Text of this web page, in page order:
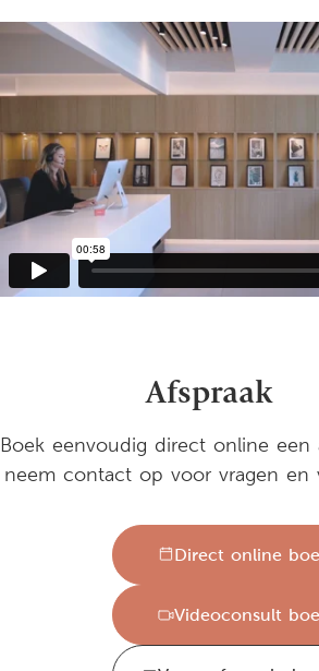
Afspraak
Boek eenvoudig direct online een
neem contact op voor vragen en
Direct online
Videoconsult